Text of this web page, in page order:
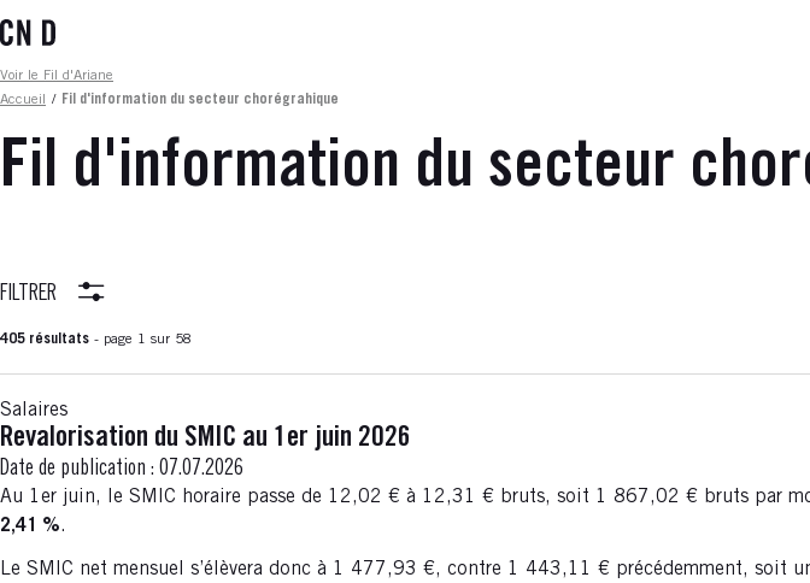
au
principal
Fil d'ariane
Voir le Fil d'Ariane
Accueil
/ Fil d'information du secteur chorégrahique
Fil d'information du secteur
FILTRER
405 résultats - page 1 sur 58
Salaires
Revalorisation du SMIC au 1er juin 2026
Date de publication : 07.07.2026
Au 1er juin, le SMIC horaire passe de 12,02 € à 12,31 € bruts, soit 1 867,02 € bruts par
2,41 %.
Le SMIC net mensuel s’élèvera donc à 1 477,93 €, contre 1 443,11 € précédemment, soit